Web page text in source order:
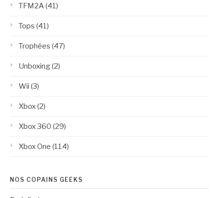
TFM2A(41)
Tops (41)
Trophées (47)
Unboxing(2)
Wii (3)
Xbox(2)
Xbox 360 (29)
Xbox One (114)
NOS COPAINS GEEKS